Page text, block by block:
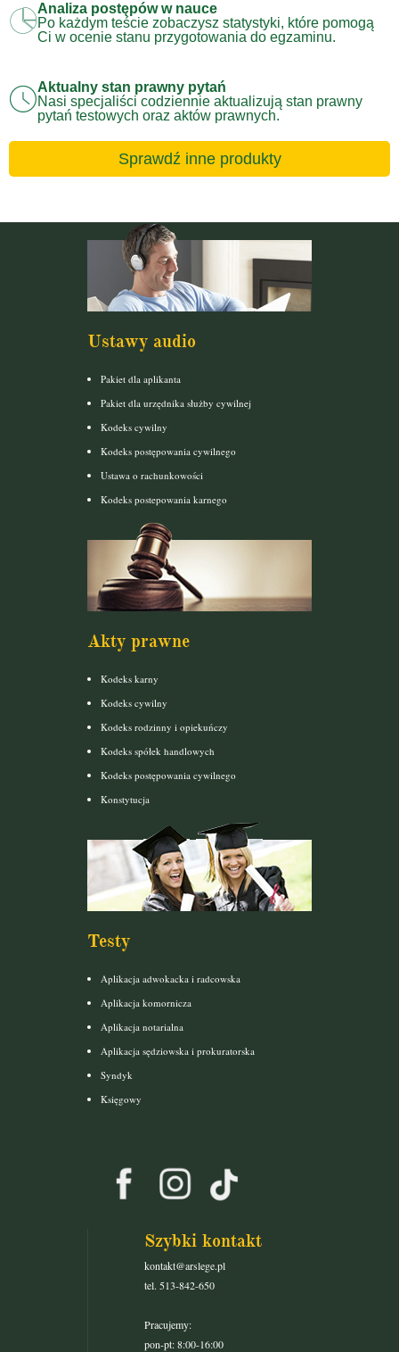
Analiza postępów w nauce
Po każdym teście zobaczysz statystyki, które pomogą
Ci w ocenie stanu przygotowania do egzaminu.
Aktualny stan prawny pytań
Nasi specjaliści codziennie aktualizują stan prawny
pytań testowych oraz aktów prawnych.
Sprawdź inne produkty
Ustawy audio
Pakiet dla aplikanta
Pakiet dla urzędnika służby cywilnej
Kodeks cywilny
Kodeks postępowania cywilnego
Ustawa o rachunkowości
Kodeks postepowania karnego
Akty prawne
Kodeks karny
Kodeks cywilny
Kodeks rodzinny i opiekuńczy
Kodeks spółek handlowych
Kodeks postępowania cywilnego
Konstytucja
Testy
Aplikacja adwokacka i radcowska
Aplikacja komornicza
Aplikacja notarialna
Aplikacja sędziowska i prokuratorska
Syndyk
Księgowy
Szybki kontakt
kontakt@arslege.pl
tel. 513-842-650
Pracujemy:
pon-pt: 8:00-16:00